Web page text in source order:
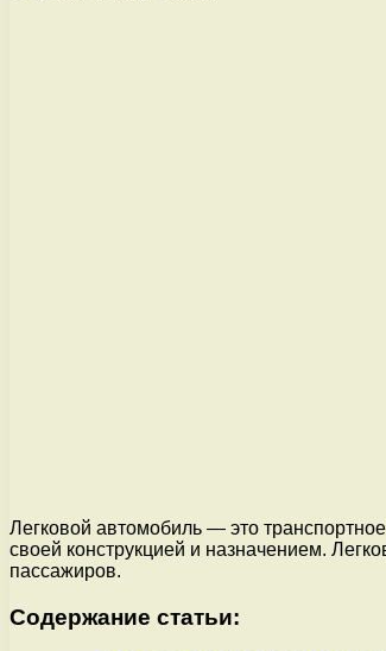
Легковой автомобиль — это
своей конструкцией и назначением.
пассажиров.
Содержание статьи: